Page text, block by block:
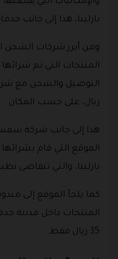
بارلينا، هذا إلى جانب
ومن أبرز شركات الشحن
المنتجات التي تم
ريال، على حسب المكان.
هذا إلى جانب شركة
الموقع التي قام
بارلينا، والتي تتقاضى نظير
كما يلجأ الموقع إلى
المنتجات داخل مدينة
35 ريال فقط.